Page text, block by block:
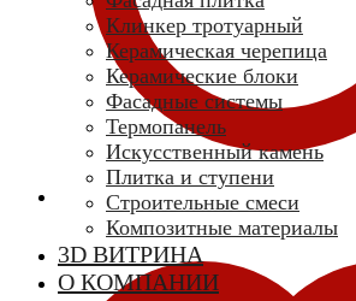
Клинкер тротуарный
Керамическая черепица
Керамические блоки
Фасадные системы
Термопанель
Искусственный камень
Плитка и ступени
Строительные смеси
Композитные материалы
3D ВИТРИНА
О КОМПАНИИ